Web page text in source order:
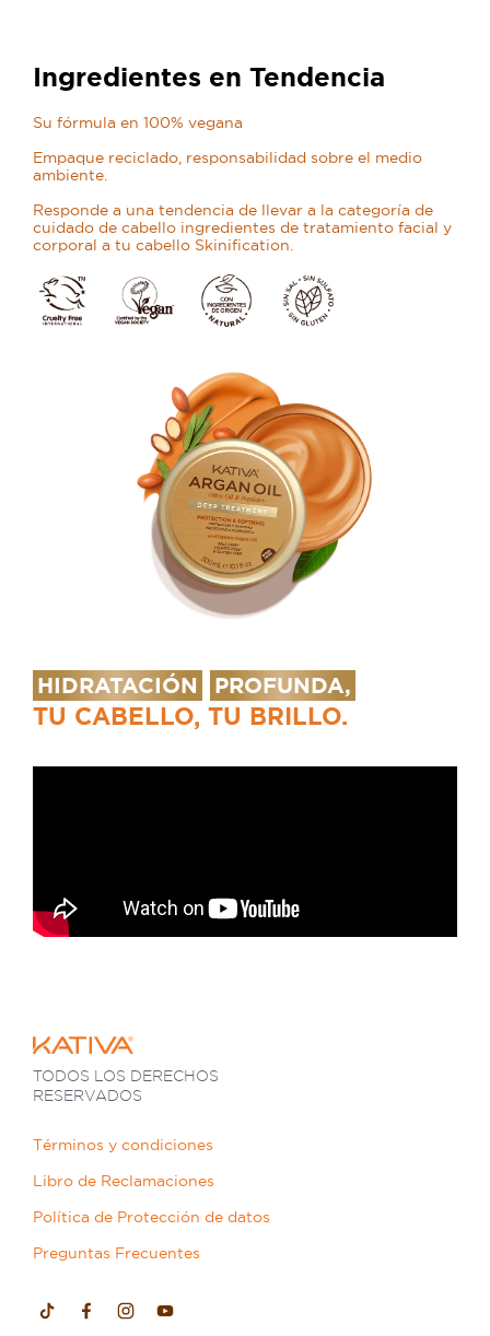
Ingredientes en Tendencia
Su fórmula en 100% vegana
Empaque reciclado, responsabilidad sobre el medio
ambiente.
Responde a una tendencia de llevar a la categoría de
cuidado de cabello ingredientes de tratamiento facial y
corporal a tu cabello Skinification.
HIDRATACIÓN PROFUNDA,
TU CABELLO, TU BRILLO.
TODOS LOS DERECHOS
RESERVADOS
Términos y condiciones
Libro de Reclamaciones
Política de Protección de datos
Preguntas Frecuentes